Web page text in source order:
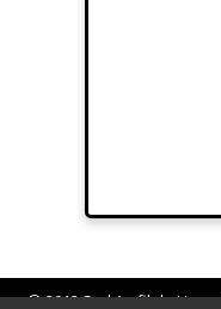
© 2012 Sarl Au fil de Lina -